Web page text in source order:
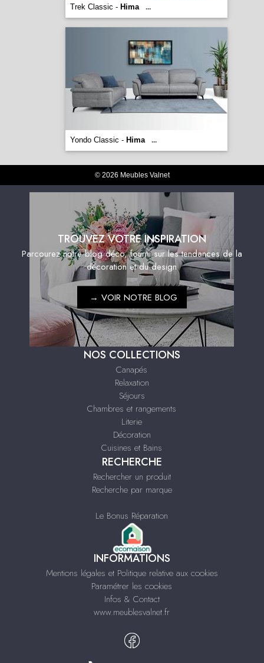
Trek Classic - Hima ...
Yondo Classic - Hima ...
© 2026 Meubles Valnet
TROUVEZ VOTRE INSPIRATION
Parcourez notre blog déco, fourni sur les tendances de la
décoration et du design
→ VOIR NOTRE BLOG
NOS COLLECTIONS
Canapés
Relaxation
Séjours
Chambres et rangements
Literie
Décoration
Cuisines et Bains
RECHERCHE
Rechercher un produit
Recherche par marque
Le Bonus Réparation
INFORMATIONS
Mentions légales et Politique relative aux cookies
Paramétrer les cookies
Infos & Contact
www.meublesvalnet.fr